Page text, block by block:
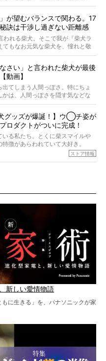
お顔はさらにモフモフに見えま
が望むバランスで関わる。17
訣は干渉し過ぎない距離感
われる柴犬。そこで我が『柴犬ラ
てもなお元気な柴犬を、憧れと敬
”と呼んでいます。 この特集で
秘訣や、老犬と暮らすうえで大切
さんに語っていただきます。今
17歳のときろうくん。小さい頃か
でも食べさせてきたということで
さい」と言われた柴犬が最後
動画】
てしまう人間っぽさ。特にちょ
かは、人間っぽさを隠す気などな
して本当の本当は、中身は人間
犬グッズが爆誕！】ウ◯チ姿が
ロダクトがついに完成！
る私たち。とくに柴スマイルや
徴があらわれていて大好き。
ひとつ、忘れてはならない愛おしい
ストア情報
新しい愛情物語
に生きる」を、パナソニックが家